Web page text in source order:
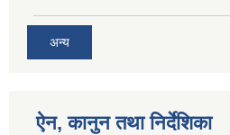
अन्य
ऐन, कानुन तथा निर्देशिका